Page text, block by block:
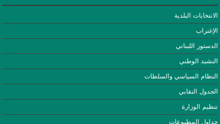
الانتخابات البلدية
الإغتراب
الدستور اللبناني
النشيد الوطني
النظام السياسي والسلطات
الجدول النقابي
تنظيم الوزارة
جداول المطبوعات